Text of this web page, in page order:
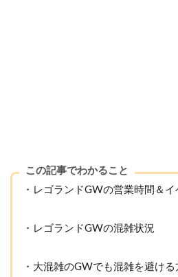
この記事でわかること
・レゴランドGWの営業時間＆
・レゴランドGWの混雑状況
・大混雑のGWでも混雑を避ける